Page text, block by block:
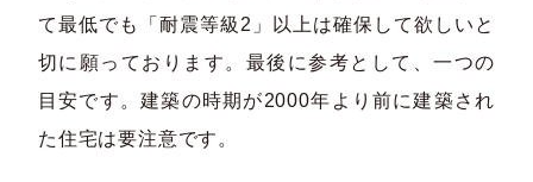
て最低でも「耐震等級2」以上は確保して欲しいと
切に願っております。最後に参考として、一つの
目安です。建築の時期が2000年より前に建築され
た住宅は要注意です。